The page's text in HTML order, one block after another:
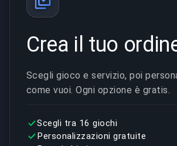
Crea il tuo
Scegli gioco e servizio, poi
come vuoi. Ogni opzione è gratis.
Scegli tra 16 giochi
Personalizzazioni gratuite